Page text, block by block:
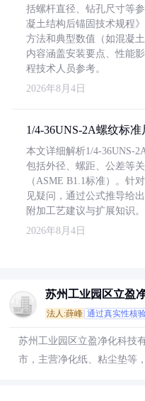
括螺杆直径、钻孔尺寸等
凝土结构后锚固技术规程
方法和典型数值（如混凝
内容涵盖安装要点、性能
程技术人员参考。
2026年8月4日
1/4-36UNS-2A螺纹标准
本文详细解析1/4-36UNS-
包括外径、螺距、公差等
（ASME B1.1标准）。针
见疑问，通过公式推导给
附加工艺建议与扩展知识。
2026年8月4日
苏州工业园区立盈
法人:薛峰 通过真实性核
苏州工业园区立盈净化科技
市，主营净化纸、粘尘垫等